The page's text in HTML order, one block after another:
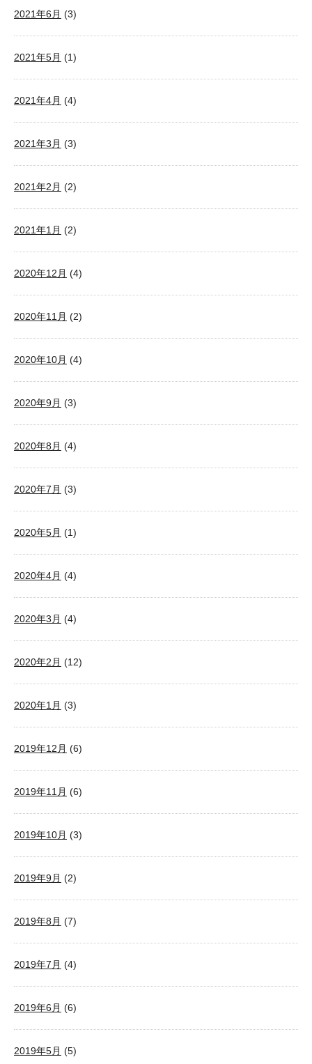
2021年6月 (3)
2021年5月 (1)
2021年4月 (4)
2021年3月 (3)
2021年2月 (2)
2021年1月 (2)
2020年12月 (4)
2020年11月 (2)
2020年10月 (4)
2020年9月 (3)
2020年8月 (4)
2020年7月 (3)
2020年5月 (1)
2020年4月 (4)
2020年3月 (4)
2020年2月 (12)
2020年1月 (3)
2019年12月 (6)
2019年11月 (6)
2019年10月 (3)
2019年9月 (2)
2019年8月 (7)
2019年7月 (4)
2019年6月 (6)
2019年5月 (5)